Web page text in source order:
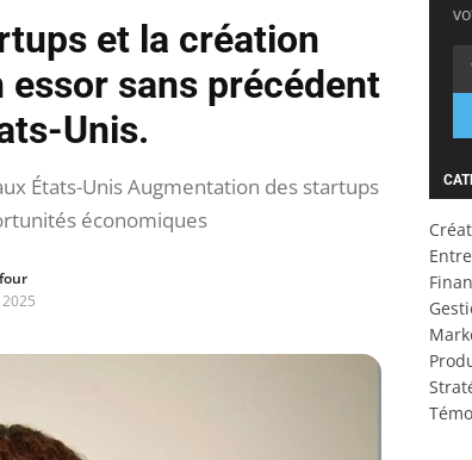
et la création
essor sans précédent
Unis.
États-Unis Augmentation des startups
économiques